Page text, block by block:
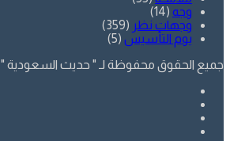
وجه (14)
وجهات نظر (359)
يوم التأسيس (5)
جميع الحقوق محفوظة لـ " حديث السعودية " 2025 ©